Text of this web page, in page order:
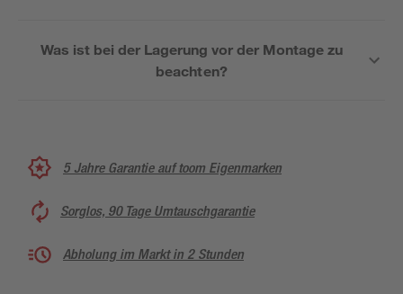
Was ist bei der Lagerung vor der Montage zu
beachten?
5 Jahre Garantie auf toom Eigenmarken
Sorglos, 90 Tage Umtauschgarantie
Abholung im Markt in 2 Stunden